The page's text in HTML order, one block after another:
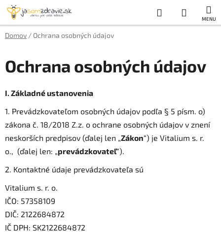
Prejsť
obsah
Hľadať
KOŠÍK
Domov / Ochrana osobných údajov
Ochrana osobných údajov
I. Základné ustanovenia
1. Prevádzkovateľom osobných údajov podľa § 5 písm. o)
zákona č. 18/2018 Z.z. o ochrane osobných údajov v znení
neskorších predpisov (ďalej len „ Zákon“) je Vitalium s. r.
o., (ďalej len: „ prevádzkovateľ“).
2. Kontaktné údaje prevádzkovateľa sú
Vitalium s. r. o.
IČO: 57358109
DIČ: 2122684872
IČ DPH: SK2122684872